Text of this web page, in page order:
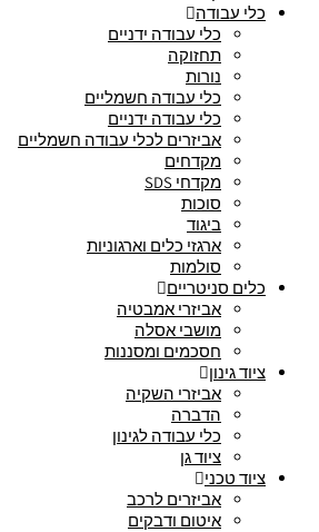
כלי עבודה
כלי עבודה ידניים
תחזוקה
נורות
כלי עבודה חשמליים
כלי עבודה ידניים
אביזרים לכלי עבודה חשמליים
מקדחים
מקדחי SDS
סוכות
ביגוד
ארגזי כלים וארגוניות
סולמות
כלים סניטריים
אביזרי אמבטיה
מושבי אסלה
חסכמים ומסננות
ציוד גינון
אביזרי השקיה
הדברה
כלי עבודה לגינון
ציוד גן
ציוד טכני
אביזרים לרכב
איטום ודבקים